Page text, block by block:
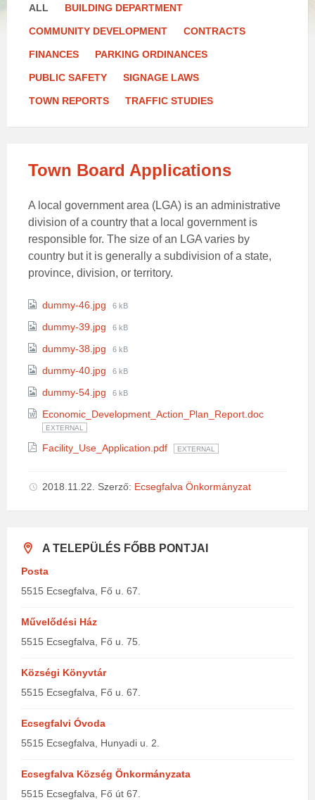
ALL BUILDING DEPARTMENT
COMMUNITY DEVELOPMENT CONTRACTS
FINANCES PARKING ORDINANCES
PUBLIC SAFETY SIGNAGE LAWS
TOWN REPORTS TRAFFIC STUDIES
Town Board Applications
A local government area (LGA) is an administrative
division of a country that a local government is
responsible for. The size of an LGA varies by
country but it is generally a subdivision of a state,
province, division, or territory.
Attachments
dummy-46.jpg
File
6 kB
dummy-39.jpg
File
6 kB
dummy-38.jpg
File
6 kB
dummy-40.jpg
File
6 kB
dummy-54.jpg
File
6 kB
Economic_Development_Action_Plan_Report.doc
EXTERNAL
Facility_Use_Application.pdf EXTERNAL
2018.11.22. Szerző: Ecsegfalva Önkormányzat
A TELEPÜLÉS FŐBB PONTJAI
Posta
5515 Ecsegfalva, Fő u. 67.
Művelődési Ház
5515 Ecsegfalva, Fő u. 75.
Községi Könyvtár
5515 Ecsegfalva, Fő u. 67.
Ecsegfalvi Óvoda
5515 Ecsegfalva, Hunyadi u. 2.
Ecsegfalva Község Önkormányzata
5515 Ecsegfalva, Fő út 67.